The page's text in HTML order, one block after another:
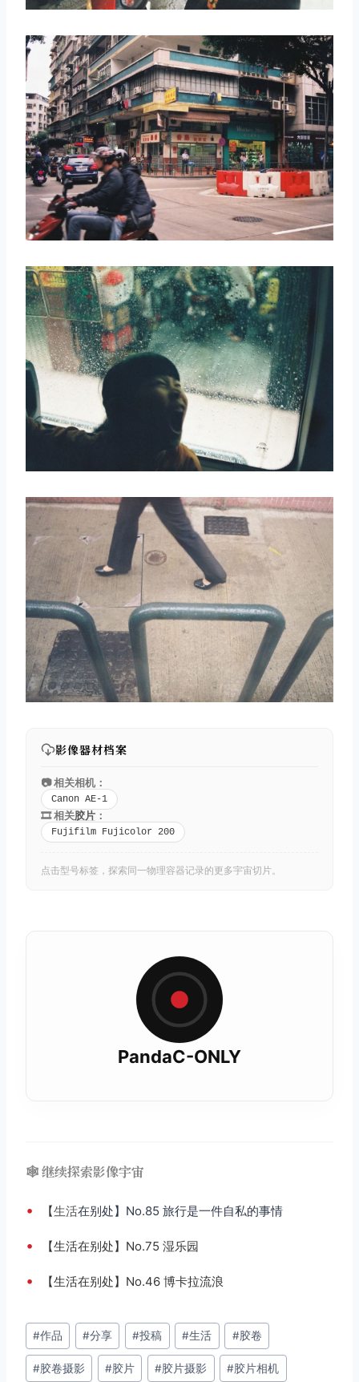
影像器材档案
📷 相关相机：
Canon AE-1
🎞️ 相关胶片 ：
Fujifilm Fujicolor 200
点击型号标签，探索同一物理容器记录的更多宇宙切片。
PandaC-ONLY
🕸️ 继续探索影像宇宙
• 【生活在别处】No.85 旅行是一件自私的事情
• 【生活在别处】No.75 湿乐园
• 【生活在别处】No.46 博卡拉流浪
文
章
标
#作品 #分享 #投稿 #生活 #胶卷
#胶卷摄影 #胶片 #胶片摄影 #胶片相机
取消 搜索